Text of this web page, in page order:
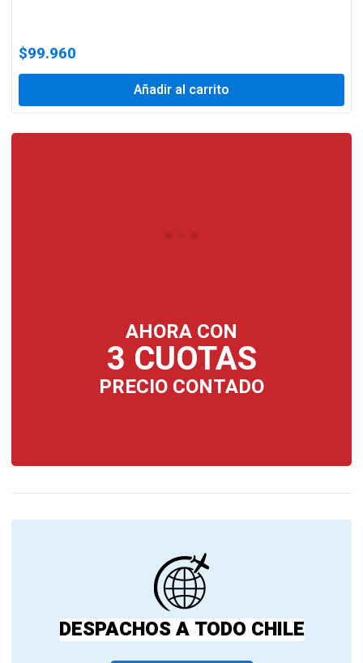
AHORA CON
3 CUOTAS
PRECIO CONTADO
DESPACHOS A TODO CHILE
$99.960
Añadir al carrito